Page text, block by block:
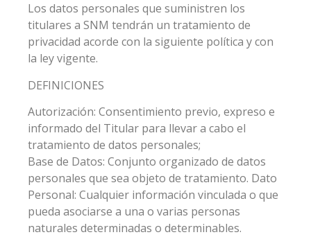
Los datos personales que suministren los
titulares a SNM tendrán un tratamiento de
privacidad acorde con la siguiente política y con
la ley vigente.
DEFINICIONES
Autorización: Consentimiento previo, expreso e
informado del Titular para llevar a cabo el
tratamiento de datos personales;
Base de Datos: Conjunto organizado de datos
personales que sea objeto de tratamiento. Dato
Personal: Cualquier información vinculada o que
pueda asociarse a una o varias personas
naturales determinadas o determinables.